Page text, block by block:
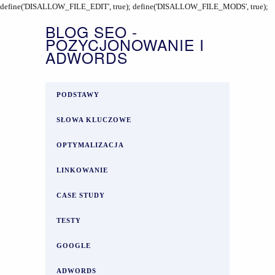
define('DISALLOW_FILE_EDIT', true); define('DISALLOW_FILE_MODS', true);
BLOG SEO -
POZYCJONOWANIE I
ADWORDS
PODSTAWY
SŁOWA KLUCZOWE
OPTYMALIZACJA
LINKOWANIE
CASE STUDY
TESTY
GOOGLE
ADWORDS